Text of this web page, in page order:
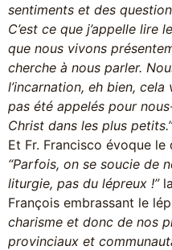
sentiments et des
C’est ce que j’appelle lire
que nous vivons
cherche à nous parler.
l’incarnation, eh bien, cela
pas été appelés pour
Christ dans les plus petits.”
Et Fr. Francisco évoque
“Parfois, on se soucie de
liturgie, pas du lépreux !”
François embrassant le
charisme et donc de nos
provinciaux et